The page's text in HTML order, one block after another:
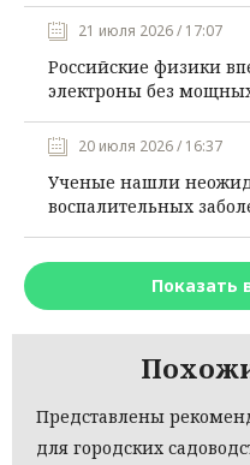
21 июля 2026 / 17:07
Российские физики
электроны без
20 июля 2026 / 16:37
Ученые нашли
воспалительных
Показать
Представлены
для городских